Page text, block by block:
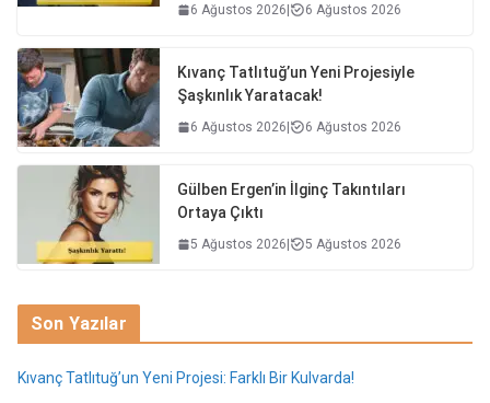
6 Ağustos 2026 6 Ağustos 2026
Kıvanç Tatlıtuğ’un Yeni Projesiyle
Şaşkınlık Yaratacak!
6 Ağustos 2026 6 Ağustos 2026
Gülben Ergen’in İlginç Takıntıları
Ortaya Çıktı
5 Ağustos 2026 5 Ağustos 2026
Son Yazılar
Kıvanç Tatlıtuğ’un Yeni Projesi: Farklı Bir Kulvarda!